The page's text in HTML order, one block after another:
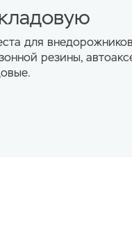
для внедорожников
резины,